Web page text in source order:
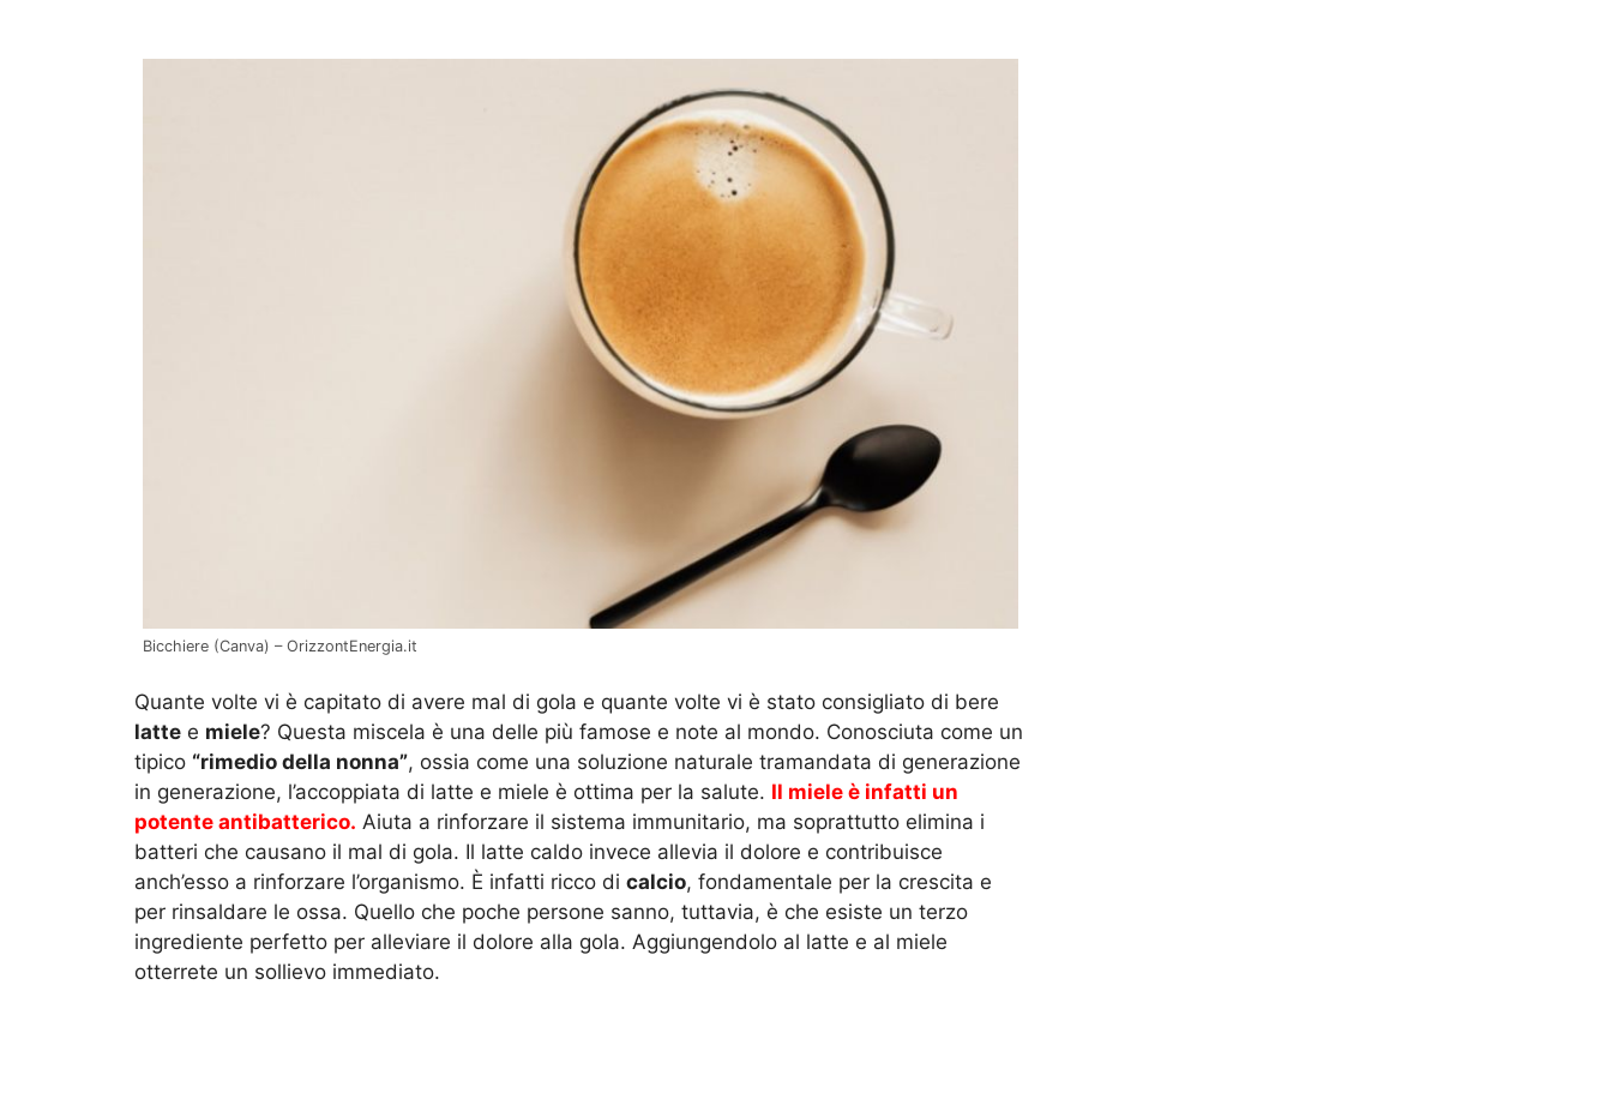
Bicchiere (Canva) – OrizzontEnergia.it
Quante volte vi è capitato di avere mal di gola e quante volte vi è stato consigliato di bere
latte e miele? Questa miscela è una delle più famose e note al mondo. Conosciuta come un
tipico “rimedio della nonna”, ossia come una soluzione naturale tramandata di generazione
in generazione, l’accoppiata di latte e miele è ottima per la salute. Il miele è infatti un
potente antibatterico. Aiuta a rinforzare il sistema immunitario, ma soprattutto elimina i
batteri che causano il mal di gola. Il latte caldo invece allevia il dolore e contribuisce
anch’esso a rinforzare l’organismo. È infatti ricco di calcio, fondamentale per la crescita e
per rinsaldare le ossa. Quello che poche persone sanno, tuttavia, è che esiste un terzo
ingrediente perfetto per alleviare il dolore alla gola. Aggiungendolo al latte e al miele
otterrete un sollievo immediato.